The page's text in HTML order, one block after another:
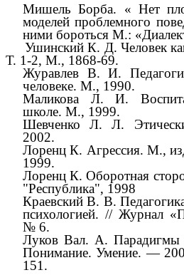
Мишель Борба. « Нет
моделей проблемного
ними бороться М.:
Ушинский К. Д. Человек
Т. 1-2, М., 1868-69.
Журавлев В. И.
человеке. М., 1990.
Маликова Л. И.
школе. М., 1999.
Шевченко Л. Л.
2002.
Лоренц К. Агрессия. М.,
1999.
Лоренц К. Оборотная
"Республика", 1998
Краевский В. В.
психологией. // Журнал
№ 6.
Луков Вал. А. Парадигмы
Понимание. Умение. —
151.